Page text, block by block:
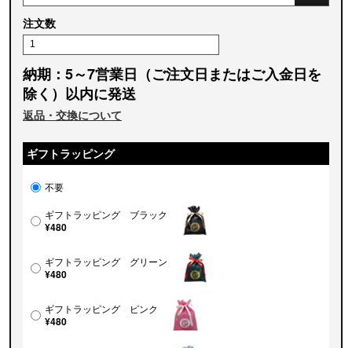
注文数
納期：5～7営業日（ご注文日またはご入金日を
除く）以内に発送
返品・交換について
ギフトラッピング
不要
ギフトラッピング ブラック
¥480
ギフトラッピング グリーン
¥480
ギフトラッピング ピンク
¥480